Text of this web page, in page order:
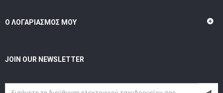
Ο ΛΟΓΑΡΙΑΣΜΌΣ ΜΟΥ
JOIN OUR NEWSLETTER